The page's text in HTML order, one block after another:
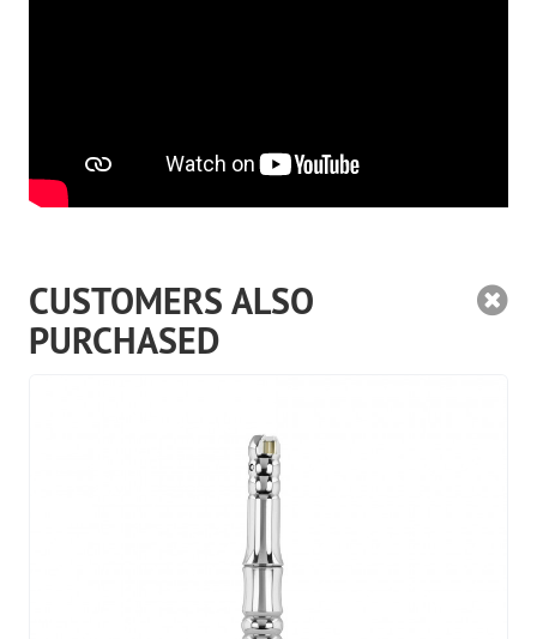
CUSTOMERS ALSO
PURCHASED